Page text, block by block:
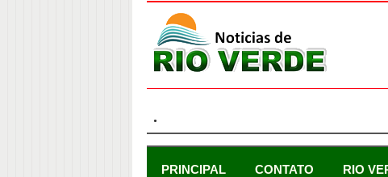
.
PRINCIPAL CONTATO RIO